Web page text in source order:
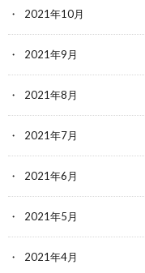
2021年10月
2021年9月
2021年8月
2021年7月
2021年6月
2021年5月
2021年4月